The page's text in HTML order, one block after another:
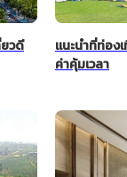
วดี
แนะนำที่ท่อง
ค่าคุ้มเวลา